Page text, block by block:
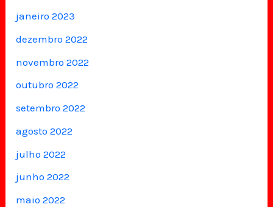
janeiro 2023
dezembro 2022
novembro 2022
outubro 2022
setembro 2022
agosto 2022
julho 2022
junho 2022
maio 2022